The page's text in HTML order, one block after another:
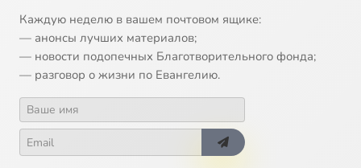
Каждую неделю в вашем почтовом ящике:
— анонсы лучших материалов;
— новости подопечных Благотворительного фонда;
— разговор о жизни по Евангелию.